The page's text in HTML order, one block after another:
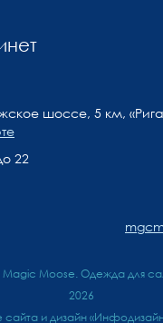
шоссе, 5 км,
22
Moose. Одежда для
2026
сайта и дизайн